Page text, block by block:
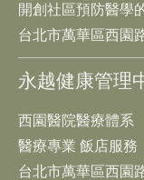
開創社區預防醫學
台北市萬華區西園
永越健康管理
西園醫院醫療體系
醫療專業 飯店服務
台北市萬華區西園